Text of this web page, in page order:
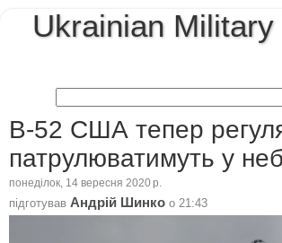
Ukrainian Military
B-52 США тепер
патрулюватимуть у
понеділок, 14 вересня 2020 р.
підготував Андрій Шинко о 21:43